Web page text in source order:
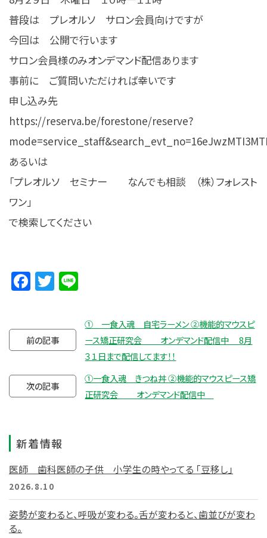
普段は プレオルソ サロン会員向けですが
今回は 公開で行います
サロン会員様のみオンデマンド配信あります
事前に ご質問いただければ幸いです
申し込み先
https://reserva.be/forestone/reserve?
あるいは
「プレオルソ セミナー なんでも相談 （株）フォレスト
ワン」
で検索してください
Facebook
Twitter
前の記事
① 一食入魂 自宅ラーメン ②機能的マウスピ
ース矯正研究会 オンデマンド配信中 8月
３１日まで配信してます！！
次の記事
①一食入魂 きつね丼 ②機能的マウスピース矯
正研究会 オンデマンド配信中
新着情報
医師 歯科医師の子供 小学生の時やってる 「豆移し」
2026.8.10
姿勢が変わると、呼吸が変わる。舌が変わると、歯並びが変わ
る。